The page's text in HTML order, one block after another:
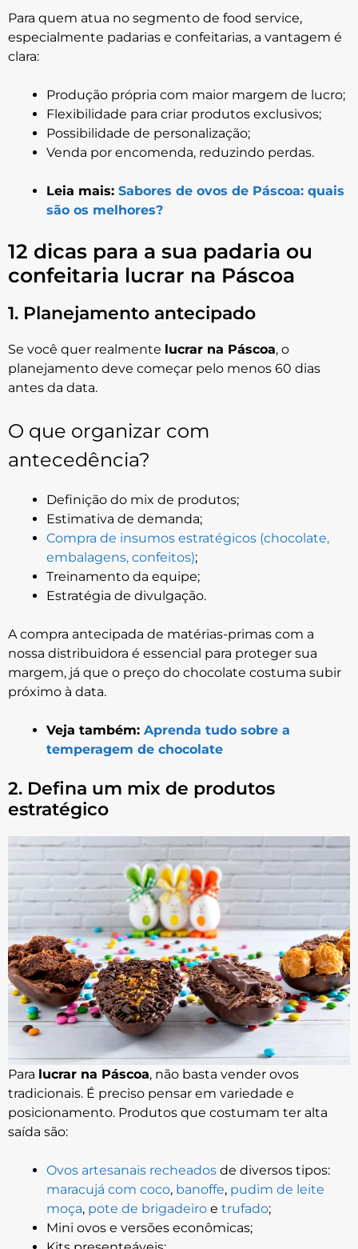
Para quem atua no segmento de food service,
especialmente padarias e confeitarias, a vantagem é
clara:
Produção própria com maior margem de lucro;
Flexibilidade para criar produtos exclusivos;
Possibilidade de personalização;
Venda por encomenda, reduzindo perdas.
Leia mais: Sabores de ovos de Páscoa: quais
são os melhores?
12 dicas para a sua padaria ou
confeitaria lucrar na Páscoa
1. Planejamento antecipado
Se você quer realmente lucrar na Páscoa, o
planejamento deve começar pelo menos 60 dias
antes da data.
O que organizar com
antecedência?
Definição do mix de produtos;
Estimativa de demanda;
Compra de insumos estratégicos (chocolate,
embalagens, confeitos);
Treinamento da equipe;
Estratégia de divulgação.
A compra antecipada de matérias-primas com a
nossa distribuidora é essencial para proteger sua
margem, já que o preço do chocolate costuma subir
próximo à data.
Veja também: Aprenda tudo sobre a
temperagem de chocolate
2. Defina um mix de produtos
estratégico
Para lucrar na Páscoa, não basta vender ovos
tradicionais. É preciso pensar em variedade e
posicionamento. Produtos que costumam ter alta
saída são:
Ovos artesanais recheados de diversos tipos:
maracujá com coco, banoffe, pudim de leite
moça, pote de brigadeiro e trufado;
Mini ovos e versões econômicas;